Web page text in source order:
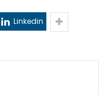
Linkedin